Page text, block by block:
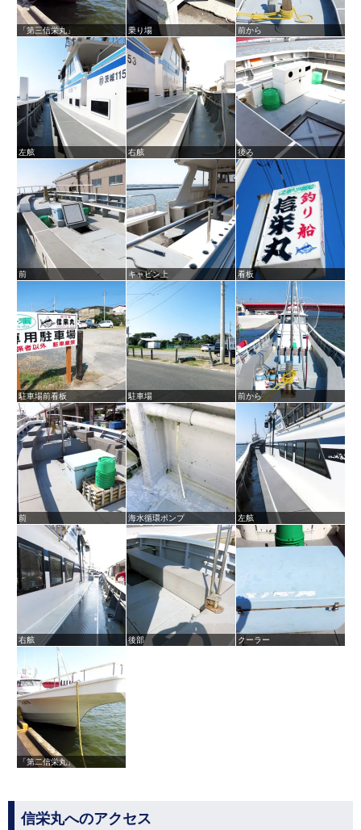
「第三信栄丸」 乗り場 前から
左舷 右舷 後ろ
前 キャビン上 看板
駐車場前看板 駐車場 前から
前 海水循環ポンプ 左舷
右舷 後部 クーラー
「第二信栄丸」
信栄丸へのアクセス